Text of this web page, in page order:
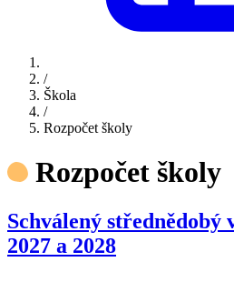
/
Škola
/
Rozpočet školy
Rozpočet školy
Schválený střednědobý
2027 a 2028